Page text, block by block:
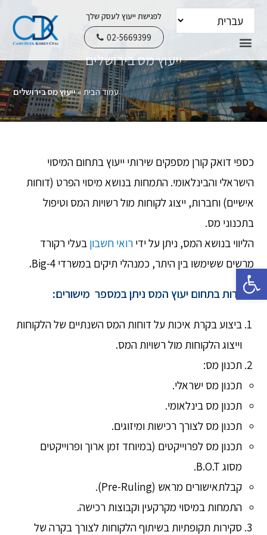
לפגישת ייעוץ לעסק שלך
02-5669399
ייעוץ מס בירושלים
עמוד הבית»ייעוץ מס בירושלים
כספי דואק קורן מספקים שירותי ייעוץ בתחום המיסוי
הישראלי והבינלאומי. התמחות בנושא מיסוי הפרט (דוחות
אישיים) וחברות, ייצוג לקוחות מול רשויות המס וטיפול
בתכנוני מס.
הליווי בנושא המס, ניתן על ידירואי חשבון בעלי רקורד
מרשים ששימשו בין היתר, כמנהלי תיקים במשרדי Big-4
.
השירות בתחום יעוץ המס ניתן במספר מישורים:
ביצוע בקרת איכות על דוחות המס השנתיים של הלקוחות
וייצוג הלקוחות מול רשויות המס.
תכנון מס:
תכנון מס ישראלי.
תכנון מס בינלאומי.
תכנון מס לצורך רכישות ומיזוגים.
תכנון מס לפרוייקטים (במיוחד זמן ארוך ופרוייקטים
מסוג B.O.T.
קבלתאישורים מראש (Pre-Ruling).
התמחות במיסוי מקרקעין וקבוצות רכישה.
סקירות תקופתיות בשיתוף הלקוחות לצורך בקרה של
פתח סרגל נגישות